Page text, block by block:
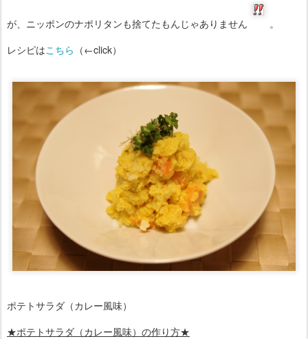
が、ニッポンのナポリタンも捨てたもんじゃありません
。
レシピはこちら （←click）
ポテトサラダ（カレー風味）
★ポテトサラダ（カレー風味）の作り方★